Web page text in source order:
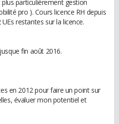
particulièrement gestion
pro ). Cours licence RH depuis
restantes sur la licence.
fin août 2016.
en 2012 pour faire un point sur
évaluer mon potentiel et